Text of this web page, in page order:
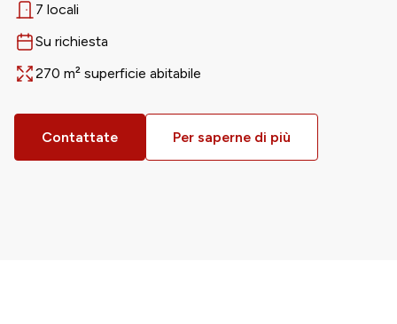
Numero di locali
7 locali
Disponibile da
Su richiesta
Surface
270 m² superficie abitabile
Contattate Per saperne di più